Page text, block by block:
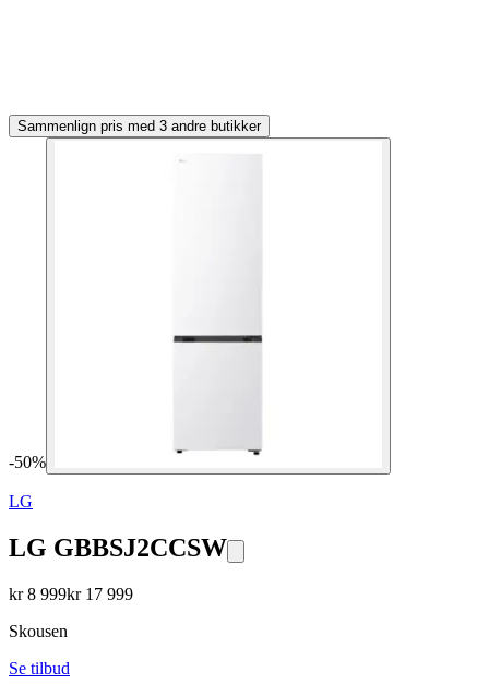
Sammenlign pris med 3 andre butikker
-50%
LG
LG GBBSJ2CCSW
kr8 999kr 17 999
Skousen
Se tilbud